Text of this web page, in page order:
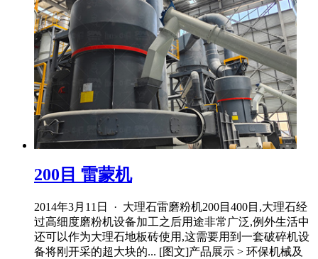
200目 雷蒙机
2014年3月11日 · 大理石雷磨粉机200目400目,大理石经
过高细度磨粉机设备加工之后用途非常广泛,例外生活中
还可以作为大理石地板砖使用,这需要用到一套破碎机设
备将刚开采的超大块的... [图文]产品展示 > 环保机械及